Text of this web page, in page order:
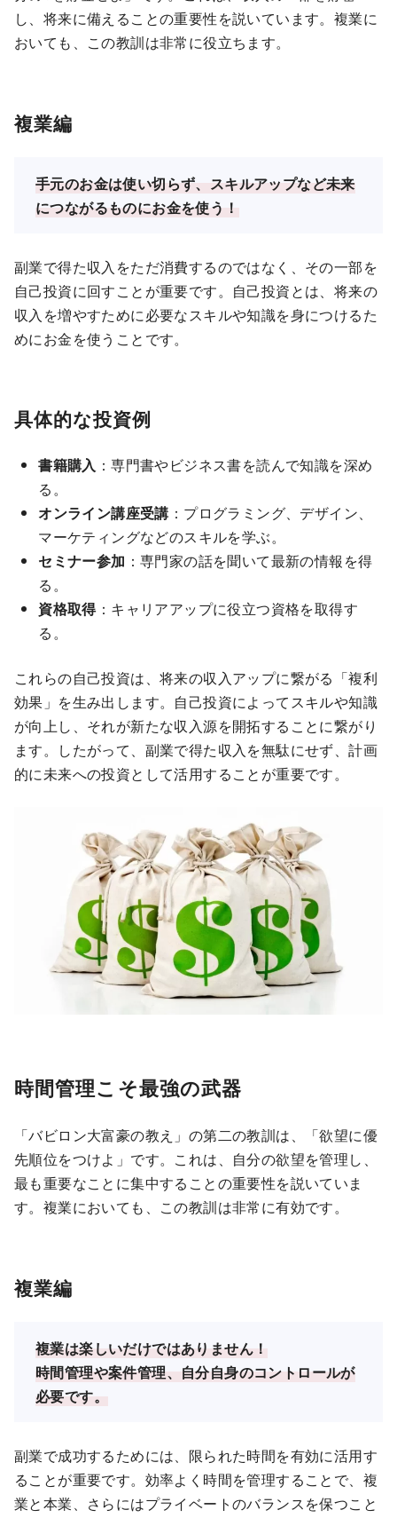
し、将来に備えることの重要性を説いています。複業に
おいても、この教訓は非常に役立ちます。
複業編
手元のお金は使い切らず、スキルアップなど未来
につながるものにお金を使う！
副業で得た収入をただ消費するのではなく、その一部を
自己投資に回すことが重要です。自己投資とは、将来の
収入を増やすために必要なスキルや知識を身につけるた
めにお金を使うことです。
具体的な投資例
書籍購入 ：専門書やビジネス書を読んで知識を深め
る。
オンライン講座受講 ：プログラミング、デザイン、
マーケティングなどのスキルを学ぶ。
セミナー参加 ：専門家の話を聞いて最新の情報を得
る。
資格取得：キャリアアップに役立つ資格を取得す
る。
これらの自己投資は、将来の収入アップに繋がる「複利
効果」を生み出します。自己投資によってスキルや知識
が向上し、それが新たな収入源を開拓することに繋がり
ます。したがって、副業で得た収入を無駄にせず、計画
的に未来への投資として活用することが重要です。
時間管理こそ最強の武器
「バビロン大富豪の教え」の第二の教訓は、「欲望に優
先順位をつけよ」です。これは、自分の欲望を管理し、
最も重要なことに集中することの重要性を説いていま
す。複業においても、この教訓は非常に有効です。
複業編
複業は楽しいだけではありません！
時間管理や案件管理、自分自身のコントロールが
必要です。
副業で成功するためには、限られた時間を有効に活用す
ることが重要です。効率よく時間を管理することで、複
業と本業、さらにはプライベートのバランスを保つこと